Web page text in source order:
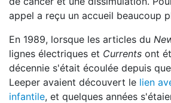
appel a reçu un accueil beaucoup
En 1989, lorsque les articles du
lignes électriques et Currents ont
décennie s'était écoulée depuis
Leeper avaient découvert le lien
infantile, et quelques années